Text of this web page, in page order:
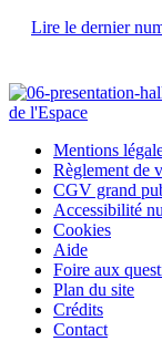
Lire le dernier
Mentions
Règlement de
CGV grand
Accessibilité
Cookies
Aide
Foire aux
Plan du site
Crédits
Contact